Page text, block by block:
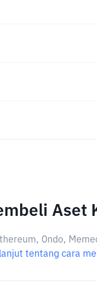
Aset
Ondo,
tentang cara